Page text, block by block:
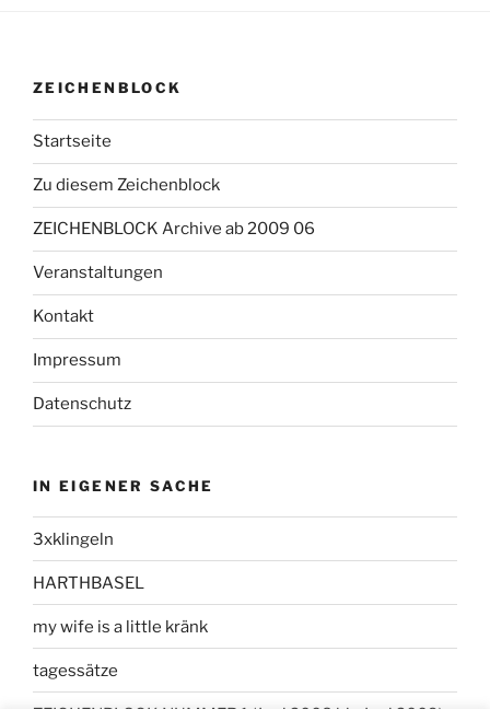
ZEICHENBLOCK
Startseite
Zu diesem Zeichenblock
ZEICHENBLOCK Archive ab 2009 06
Veranstaltungen
Kontakt
Impressum
Datenschutz
IN EIGENER SACHE
3xklingeln
HARTHBASEL
my wife is a little kränk
tagessätze
ZEICHENBLOCK NUMMER 1 (Juni 2008 bis Juni 2009)